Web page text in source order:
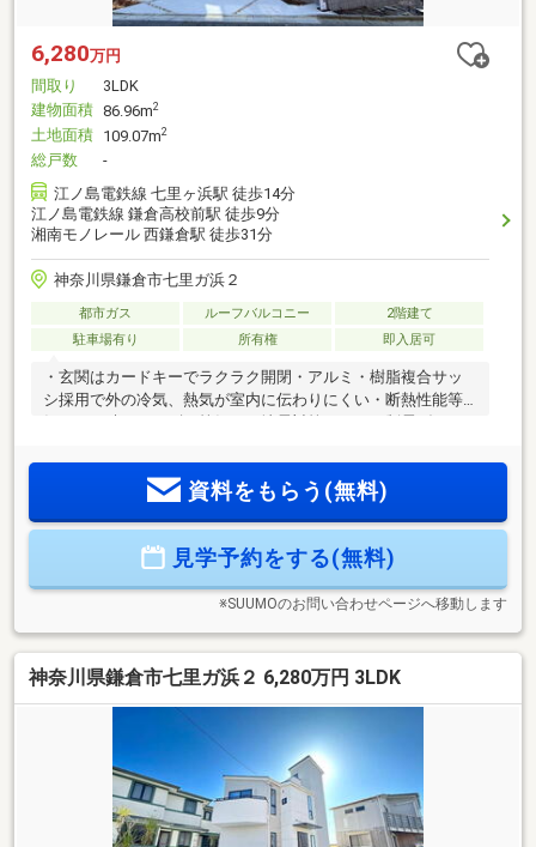
6,280万円
間取り
3LDK
建物面積 86.96m2
土地面積 109.07m2
総戸数
-
江ノ島電鉄線 七里ヶ浜駅 徒歩14分
江ノ島電鉄線 鎌倉高校前駅 徒歩9分
湘南モノレール 西鎌倉駅 徒歩31分
神奈川県鎌倉市七里ガ浜２
都市ガス ルーフバルコニー
2階建て
駐車場有り
所有権 即入居可
・玄関はカードキーでラクラク開閉・アルミ・樹脂複合サッ
シ採用で外の冷気、熱気が室内に伝わりにくい・断熱性能等
級５・一時エネルギー等級６・地震対策として、制震ダンパ
資料をもらう(無料)
見学予約をする(無料)
※SUUMOのお問い合わせページへ移動します
神奈川県鎌倉市七里ガ浜２ 6,280万円 3LDK